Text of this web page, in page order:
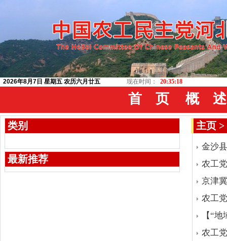
2026年8月7日 星期五 农历六月廿五 现在时间： 20:35:19
首 页 概 述
类别
最新推荐
主页 >
金沙
农工
京津
农工
【“
农工